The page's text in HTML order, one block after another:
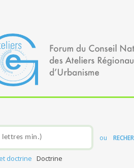
ou
doctrine Doctrine